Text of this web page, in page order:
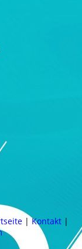
|Kontakt |